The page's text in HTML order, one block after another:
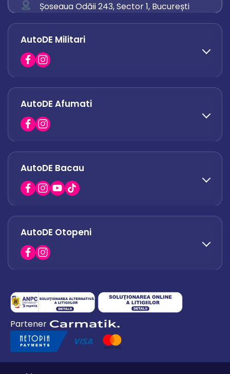
Șoseaua Odăii 243, Sector 1, București
0758 671 921
0742 444 194
office.odaii@autode.ro
AutoDE Militari
0758 338 428
office.militari@autode.ro
AutoDE Afumati
0751 628 054
office.afumati@autode.ro
AutoDE Bacau
0730 063 852
0730 063 851
AutoDE Otopeni
0754 649 360
office.premium@autode.ro
Partener